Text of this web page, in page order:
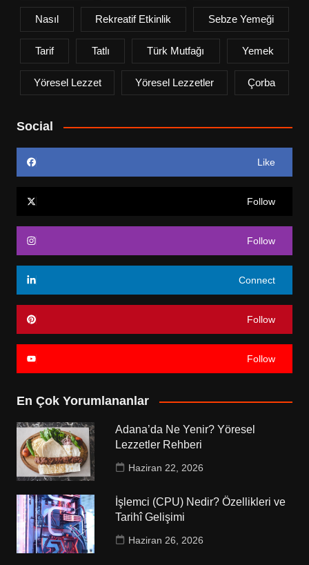
Nasıl Rekreatif Etkinlik Sebze Yemeği
Tarif Tatlı Türk Mutfağı Yemek
Yöresel Lezzet Yöresel Lezzetler Çorba
Social
Like
Follow
Follow
Connect
Follow
Follow
En Çok Yorumlananlar
Adana’da Ne Yenir? Yöresel
Lezzetler Rehberi
Haziran 22, 2026
İşlemci (CPU) Nedir? Özellikleri ve
Tarihî Gelişimi
Haziran 26, 2026